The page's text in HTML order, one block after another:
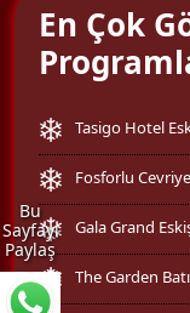
Bu
Sayfayı
Paylaş
En Çok
Tasigo Hotel
Fosforlu
Gala Grand
The Garden